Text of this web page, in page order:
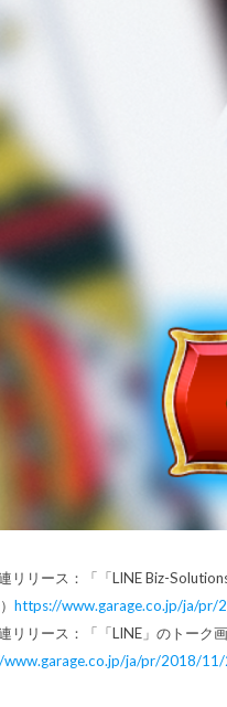
リリース：「「LINE Biz-
https://www.garage.co.jp/ja/
リリース：「「LINE」のトーク
ja/pr/2018/